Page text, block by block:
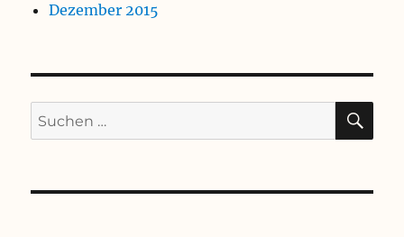
Dezember 2015
Suchen
nach: